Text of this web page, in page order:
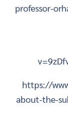
professor-
https://
about-the-